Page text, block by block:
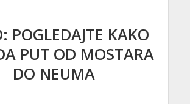
POGLEDAJTE KAKO
PUT OD MOSTARA
DO NEUMA